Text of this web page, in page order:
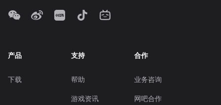
产品
下载
支持
帮助
游戏资讯
合作
业务咨询
网吧合作